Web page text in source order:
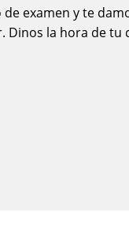
examen y te
la hora de tu